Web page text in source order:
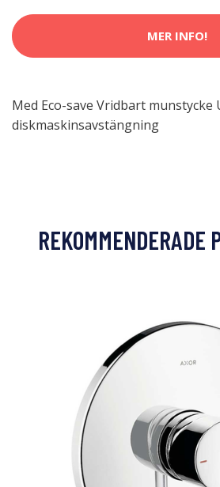
MER INFO!
Med Eco-save Vridbart munstycke
diskmaskinsavstängning
REKOMMENDERADE